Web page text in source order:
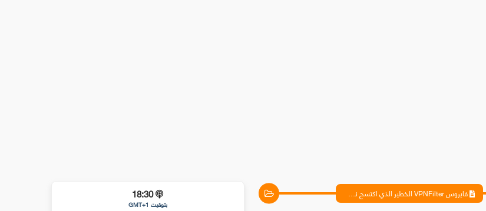
فايروس VPNFilter الخطير الذي اكتسح نصف مليون جهاز راوتر حول العالم . 18:30
بتوقيت GMT+1